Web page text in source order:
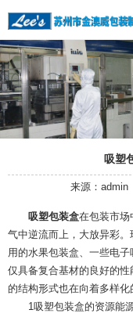
吸塑
来源：
吸塑包装盒在包装市场
气中逆流而上，大放异彩
用的水果包装盒、一些电
仅具备复合基材的良好的
的结构形式也在向着多样
1吸塑包装盒的资源能源